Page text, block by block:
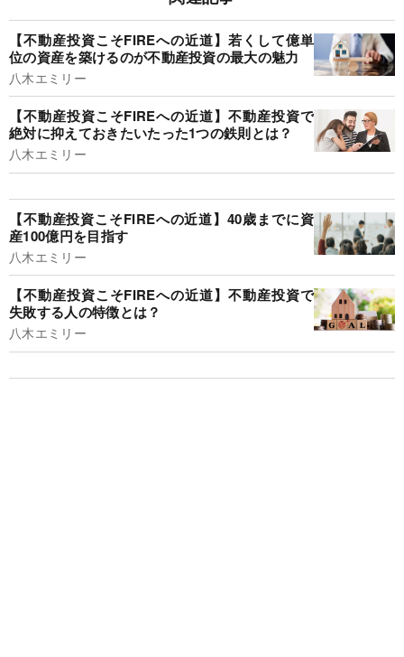
【不動産投資こそFIREへの近道】若くして億単
位の資産を築けるのが不動産投資の最大の魅力
八木エミリー
【不動産投資こそFIREへの近道】不動産投資で
絶対に抑えておきたいたった1つの鉄則とは？
八木エミリー
【不動産投資こそFIREへの近道】40歳までに資
産100億円を目指す
八木エミリー
【不動産投資こそFIREへの近道】不動産投資で
失敗する人の特徴とは？
八木エミリー